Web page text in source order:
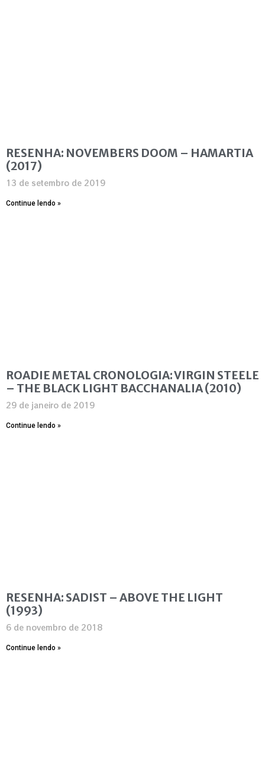
RESENHA: NOVEMBERS DOOM – HAMARTIA
(2017)
13 de setembro de 2019
Continue lendo »
ROADIE METAL CRONOLOGIA: VIRGIN STEELE
– THE BLACK LIGHT BACCHANALIA (2010)
29 de janeiro de 2019
Continue lendo »
RESENHA: SADIST – ABOVE THE LIGHT
(1993)
6 de novembro de 2018
Continue lendo »